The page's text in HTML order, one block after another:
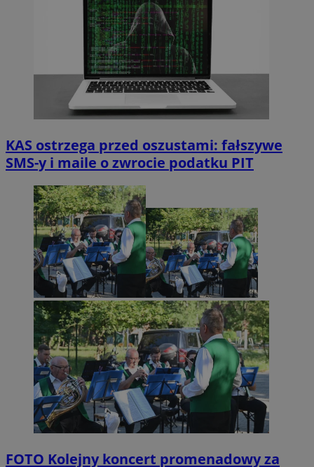
KAS ostrzega przed oszustami: fałszywe
SMS-y i maile o zwrocie podatku PIT
FOTO Kolejny koncert promenadowy za